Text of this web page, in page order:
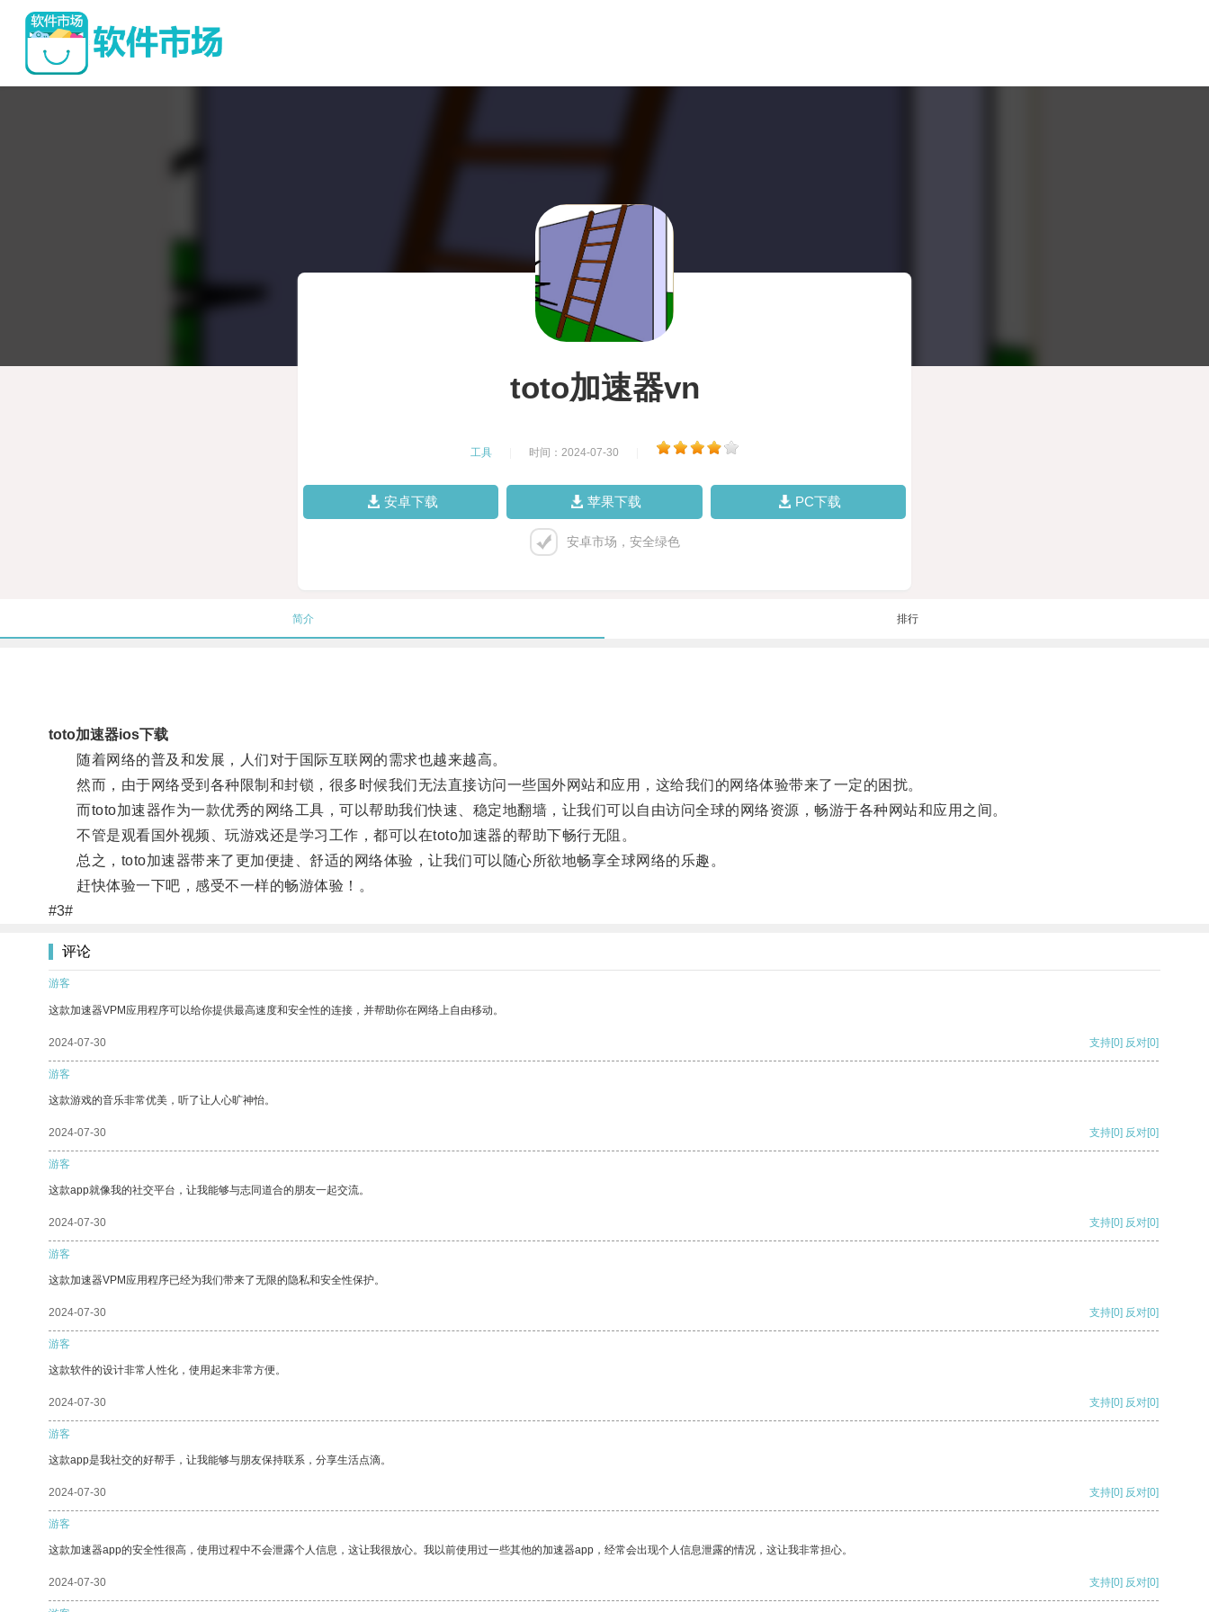
toto加速器vn
工具 时间：2024-07-30
安卓下载 苹果下载 PC下载
安卓市场，安全绿色
简介 排行
toto加速器ios下载
随着网络的普及和发展，人们对于国际互联网的需求也越来越高。
然而，由于网络受到各种限制和封锁，很多时候我们无法直接访问一些国外网站和应用，这给我们的网络体验带来了一定的困扰。
而toto加速器作为一款优秀的网络工具，可以帮助我们快速、稳定地翻墙，让我们可以自由访问全球的网络资源，畅游于各种网站和应用之间。
不管是观看国外视频、玩游戏还是学习工作，都可以在toto加速器的帮助下畅行无阻。
总之，toto加速器带来了更加便捷、舒适的网络体验，让我们可以随心所欲地畅享全球网络的乐趣。
赶快体验一下吧，感受不一样的畅游体验！。
#3#
评论
游客
这款加速器VPM应用程序可以给你提供最高速度和安全性的连接，并帮助你在网络上自由移动。
2024-07-30 支持[0] 反对[0]
游客
这款游戏的音乐非常优美，听了让人心旷神怡。
2024-07-30 支持[0] 反对[0]
游客
这款app就像我的社交平台，让我能够与志同道合的朋友一起交流。
2024-07-30 支持[0] 反对[0]
游客
这款加速器VPM应用程序已经为我们带来了无限的隐私和安全性保护。
2024-07-30 支持[0] 反对[0]
游客
这款软件的设计非常人性化，使用起来非常方便。
2024-07-30 支持[0] 反对[0]
游客
这款app是我社交的好帮手，让我能够与朋友保持联系，分享生活点滴。
2024-07-30 支持[0] 反对[0]
游客
这款加速器app的安全性很高，使用过程中不会泄露个人信息，这让我很放心。我以前使用过一些其他的加速器app，经常会出现个人信息泄露的情况，这让我非常担心。
2024-07-30 支持[0] 反对[0]